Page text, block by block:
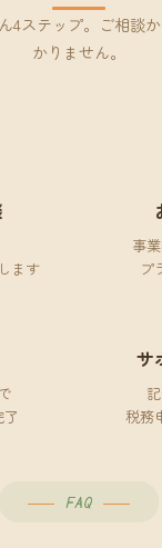
4ステップ。ご相談
かりません。
ます
事
プ
サ
税務
FAQ